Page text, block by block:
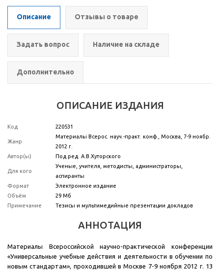
Описание Отзывы о товаре
Задать вопрос Наличие на складе
Дополнительно
ОПИСАНИЕ ИЗДАНИЯ
Код 220531
Жанр
Материалы Всерос. науч.-практ. конф., Москва, 7-9 ноябр.
2012 г.
Автор(ы)
Под ред. А.В.Хуторского
Для кого
Ученые, учителя, методисты, администраторы,
аспиранты
Формат
Электронное издание
Объём
29 Мб
Примечание
Тезисы и мультимедийные презентации докладов
АННОТАЦИЯ
Материалы Всероссийской научно-практической конференции
«Универсальные учебные действия и деятельности в обучении по
новым стандартам», проходившей в Москве 7-9 ноября 2012 г. 13